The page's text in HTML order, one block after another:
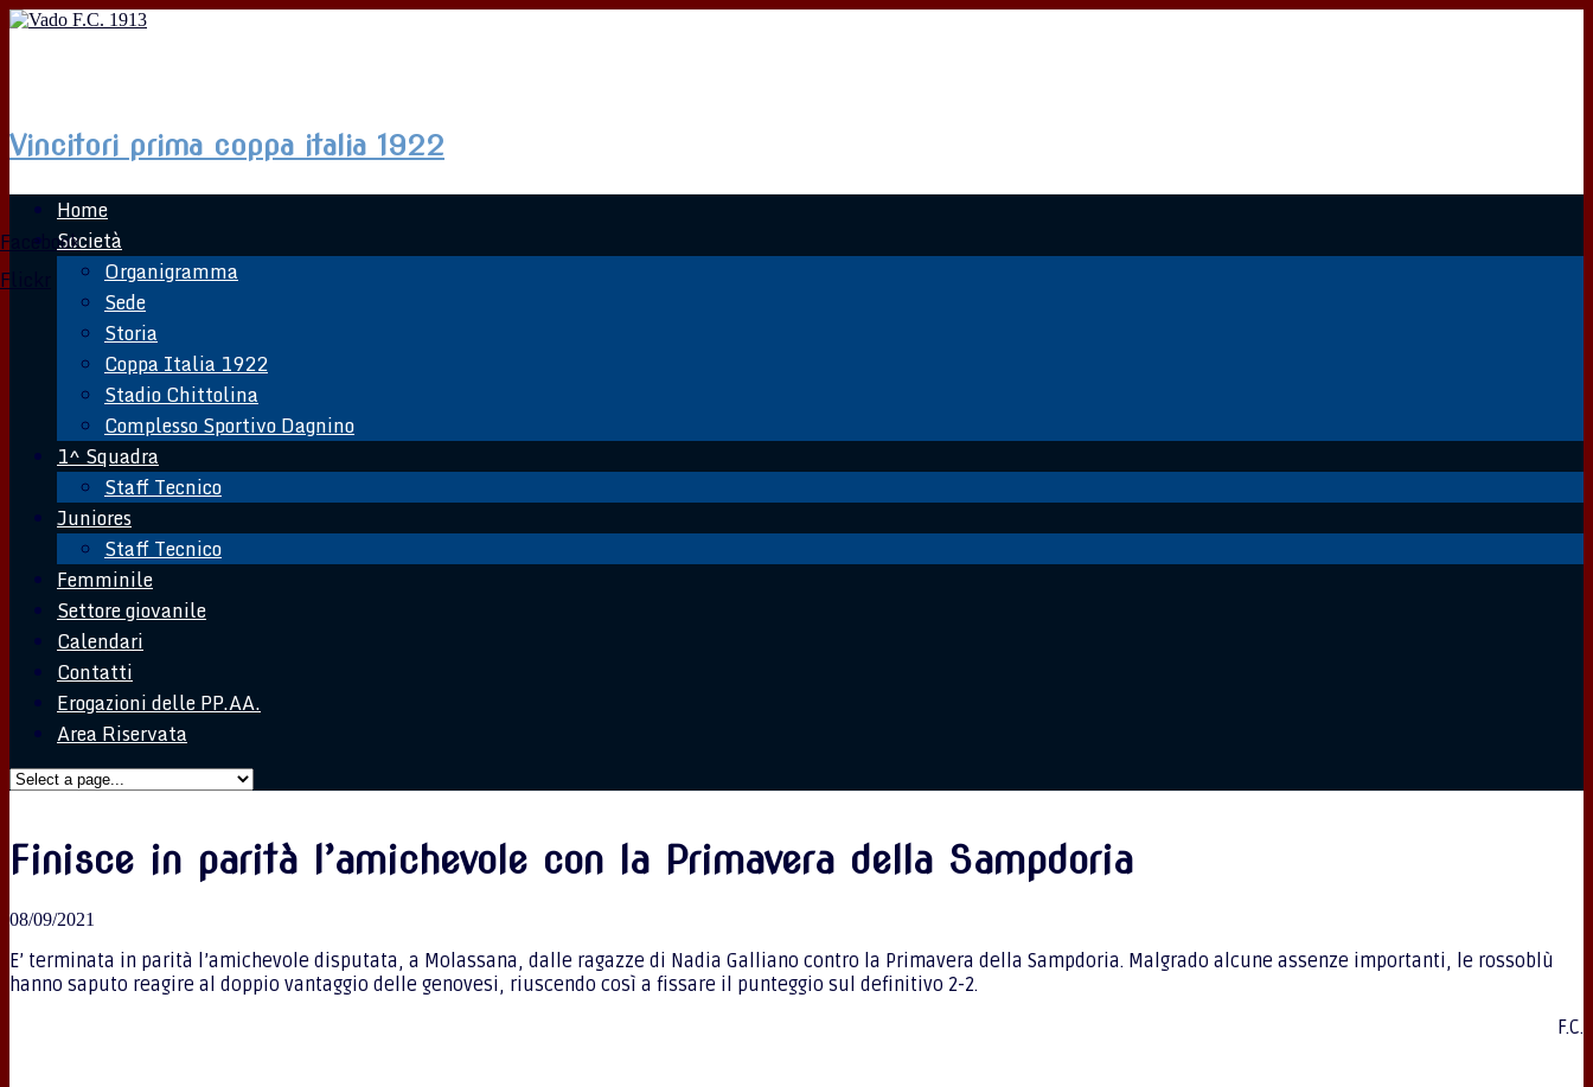
Vincitori prima coppa italia 1922
Home
Società
Organigramma
Sede
Storia
Coppa Italia 1922
Stadio Chittolina
Complesso Sportivo Dagnino
1^ Squadra
Staff Tecnico
Juniores
Staff Tecnico
Femminile
Settore giovanile
Calendari
Contatti
Erogazioni delle PP.AA.
Area Riservata
Finisce in parità l’amichevole con la Primavera della Sampdoria
08/09/2021
E’ terminata in parità l’amichevole disputata, a Molassana, dalle ragazze di Nadia Galliano contro la Primavera della Sampdoria. Malgrado alcune assenze importanti, le rossoblù
hanno saputo reagire al doppio vantaggio delle genovesi, riuscendo così a fissare il punteggio sul definitivo 2-2.
F.C.
Facebook
Flickr